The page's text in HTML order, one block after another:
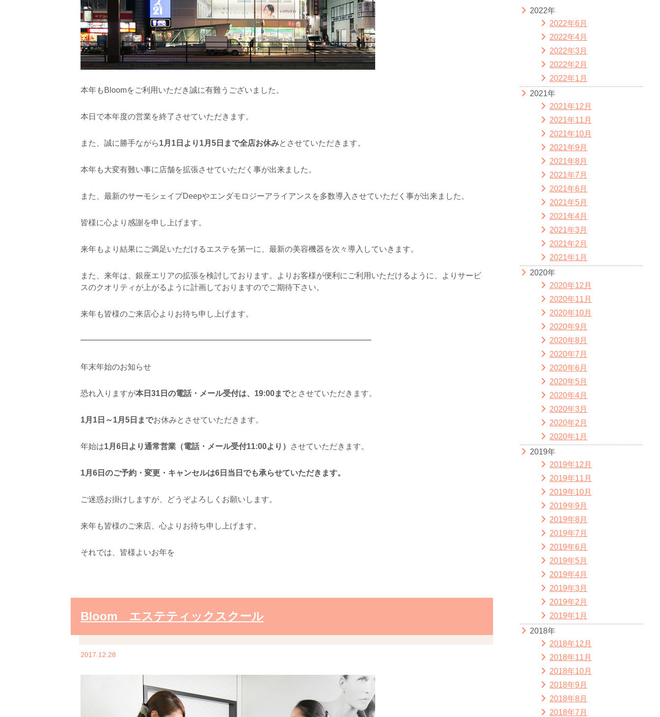
本年もBloomをご利用いただき誠に有難うございました。
本日で本年度の営業を終了させていただきます。
また、誠に勝手ながら1月1日より1月5日まで全店お休みとさせていただきます。
本年も大変有難い事に店舗を拡張させていただく事が出来ました。
また、最新のサーモシェイプDeepやエンダモロジーアライアンスを多数導入させていただく事が出来ました。
皆様に心より感謝を申し上げます。
来年もより結果にご満足いただけるエステを第一に、最新の美容機器を次々導入していきます。
また、来年は、銀座エリアの拡張を検討しております。よりお客様が便利にご利用いただけるように、よりサービ
スのクオリティが上がるように計画しておりますのでご期待下さい。
来年も皆様のご来店心よりお待ち申し上げます。
━━━━━━━━━━━━━━━━━━━━━━━━━━━━━━━━━━━━━
年末年始のお知らせ
恐れ入りますが本日31日の電話・メール受付は、19:00までとさせていただきます。
1月1日～1月5日までお休みとさせていただきます。
年始は1月6日より通常営業（電話・メール受付11:00より） させていただきます。
1月6日のご予約・変更・キャンセルは6日当日でも承らせていただきます。
ご迷惑お掛けしますが、どうぞよろしくお願いします。
来年も皆様のご来店、心よりお待ち申し上げます。
それでは、皆様よいお年を
Bloom エステティックスクール
2017.12.28
2022年
2022年6月
2022年4月
2022年3月
2022年2月
2022年1月
2021年
2021年12月
2021年11月
2021年10月
2021年9月
2021年8月
2021年7月
2021年6月
2021年5月
2021年4月
2021年3月
2021年2月
2021年1月
2020年
2020年12月
2020年11月
2020年10月
2020年9月
2020年8月
2020年7月
2020年6月
2020年5月
2020年4月
2020年3月
2020年2月
2020年1月
2019年
2019年12月
2019年11月
2019年10月
2019年9月
2019年8月
2019年7月
2019年6月
2019年5月
2019年4月
2019年3月
2019年2月
2019年1月
2018年
2018年12月
2018年11月
2018年10月
2018年9月
2018年8月
2018年7月